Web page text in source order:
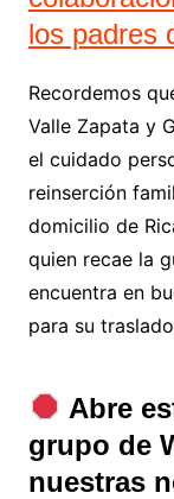
los padres
Recordemos
Valle Zapata y
el cuidado
reinserción
domicilio de
quien recae la
encuentra en
para su
Abre
grupo de
nuestras